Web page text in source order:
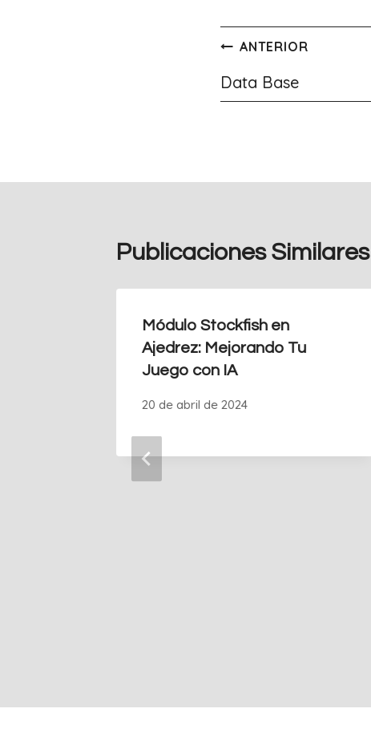
Navegación
de
ANTERIOR
Data Base
Publicaciones Similares
Módulo Stockfish en
Ajedrez: Mejorando Tu
Juego con IA
20 de abril de 2024